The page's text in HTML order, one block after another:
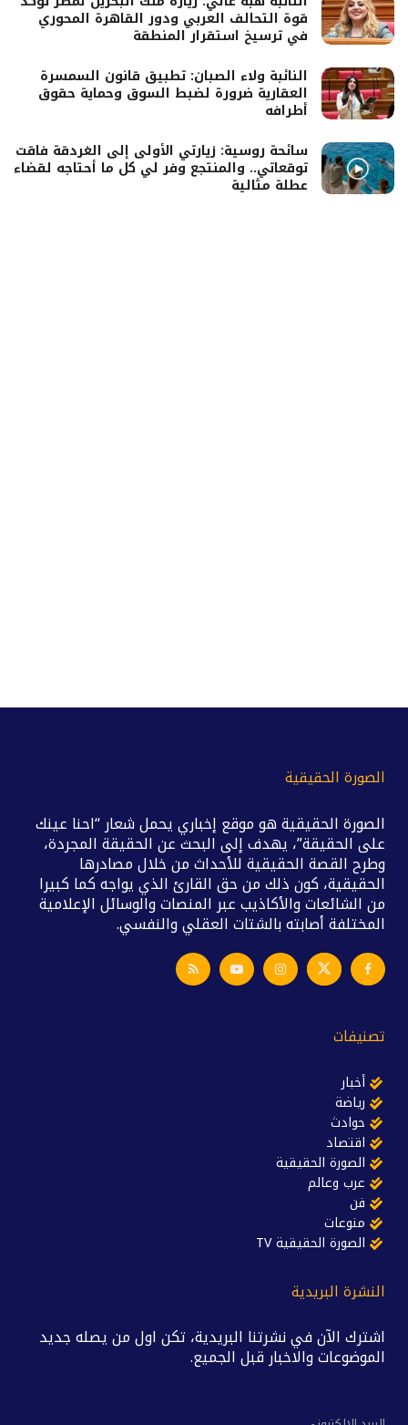
قوة التحالف العربي ودور القاهرة المحوري
في ترسيخ استقرار المنطقة
النائبة ولاء الصبان: تطبيق قانون السمسرة
العقارية ضرورة لضبط السوق وحماية حقوق
أطرافه
سائحة روسية: زيارتي الأولى إلى الغردقة فاقت
توقعاتي.. والمنتجع وفر لي كل ما أحتاجه لقضاء
عطلة مثالية
الصورة الحقيقية
الصورة الحقيقية هو موقع إخباري يحمل شعار “احنا عينك
على الحقيقة”، يهدف إلى البحث عن الحقيقة المجردة،
وطرح القصة الحقيقية للأحداث من خلال مصادرها
الحقيقية، كون ذلك من حق القارئ الذي يواجه كما كبيرا
من الشائعات والأكاذيب عبر المنصات والوسائل الإعلامية
المختلفة أصابته بالشتات العقلي والنفسي.
تصنيفات
أخبار
رياضة
حوادث
اقتصاد
الصورة الحقيقية
عرب وعالم
فن
منوعات
الصورة الحقيقية TV
النشرة البريدية
اشترك الآن في نشرتنا البريدية، تكن اول من يصله جديد
الموضوعات والاخبار قبل الجميع.